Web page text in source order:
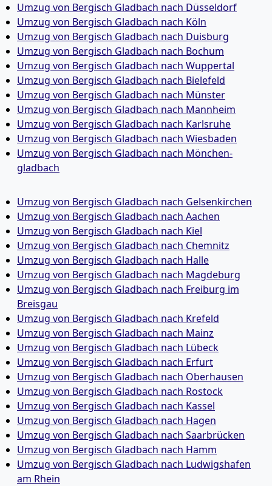
Umzug von Bergisch Gladbach nach Düsseldorf
Umzug von Bergisch Gladbach nach Köln
Umzug von Bergisch Gladbach nach Duisburg
Umzug von Bergisch Gladbach nach Bochum
Umzug von Bergisch Gladbach nach Wuppertal
Umzug von Bergisch Gladbach nach Bielefeld
Umzug von Bergisch Gladbach nach Münster
Umzug von Bergisch Gladbach nach Mannheim
Umzug von Bergisch Gladbach nach Karlsruhe
Umzug von Bergisch Gladbach nach Wiesbaden
Umzug von Bergisch Gladbach nach Mönchen­
gladbach
Umzug von Bergisch Gladbach nach Gelsenkirchen
Umzug von Bergisch Gladbach nach Aachen
Umzug von Bergisch Gladbach nach Kiel
Umzug von Bergisch Gladbach nach Chemnitz
Umzug von Bergisch Gladbach nach Halle
Umzug von Bergisch Gladbach nach Magdeburg
Umzug von Bergisch Gladbach nach Freiburg im
Breisgau
Umzug von Bergisch Gladbach nach Krefeld
Umzug von Bergisch Gladbach nach Mainz
Umzug von Bergisch Gladbach nach Lübeck
Umzug von Bergisch Gladbach nach Erfurt
Umzug von Bergisch Gladbach nach Oberhausen
Umzug von Bergisch Gladbach nach Rostock
Umzug von Bergisch Gladbach nach Kassel
Umzug von Bergisch Gladbach nach Hagen
Umzug von Bergisch Gladbach nach Saarbrücken
Umzug von Bergisch Gladbach nach Hamm
Umzug von Bergisch Gladbach nach Ludwigshafen
am Rhein